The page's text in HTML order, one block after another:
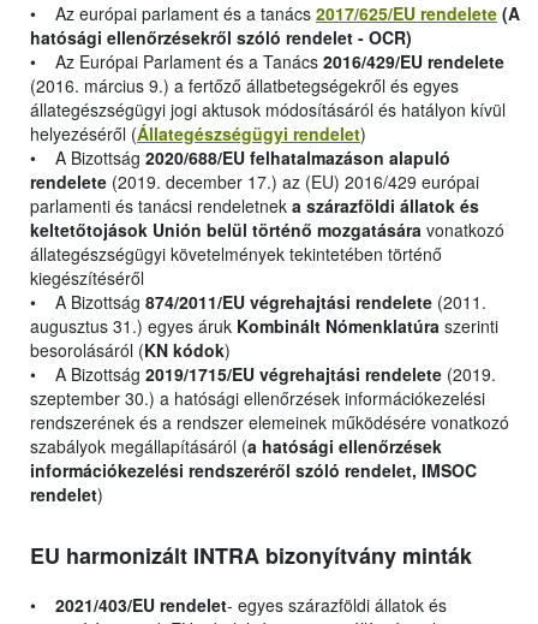
• Az európai parlament és a tanács 2017/625/EU rendelete (A
hatósági ellenőrzésekről szóló rendelet - OCR)
• Az Európai Parlament és a Tanács 2016/429/EU rendelete
(2016. március 9.) a fertőző állatbetegségekről és egyes
állategészségügyi jogi aktusok módosításáról és hatályon kívül
helyezéséről (Állategészségügyi rendelet)
• A Bizottság 2020/688/EU felhatalmazáson alapuló
rendelete (2019. december 17.) az (EU) 2016/429 európai
parlamenti és tanácsi rendeletnek a szárazföldi állatok és
keltetőtojások Unión belül történő mozgatására vonatkozó
állategészségügyi követelmények tekintetében történő
kiegészítéséről
• A Bizottság 874/2011/EU végrehajtási rendelete (2011.
augusztus 31.) egyes áruk Kombinált Nómenklatúra szerinti
besorolásáról (KN kódok)
• A Bizottság 2019/1715/EU végrehajtási rendelete (2019.
szeptember 30.) a hatósági ellenőrzések információkezelési
rendszerének és a rendszer elemeinek működésére vonatkozó
szabályok megállapításáról (a hatósági ellenőrzések
információkezelési rendszeréről szóló rendelet, IMSOC
rendelet)
EU harmonizált INTRA bizonyítvány minták
• 2021/403/EU rendelet- egyes szárazföldi állatok és